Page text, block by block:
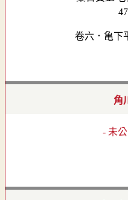
卷六．亀下
角
- 未